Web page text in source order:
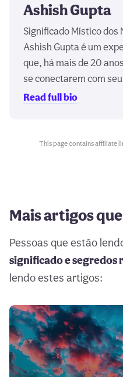
Ashish Gupta
Significado Místico dos
Ashish Gupta é um
que, há mais de 20
se conectarem com
Read full bio
This page contains affiliate
Mais artigos
Pessoas que estão
significado e segredos
lendo estes artigos: